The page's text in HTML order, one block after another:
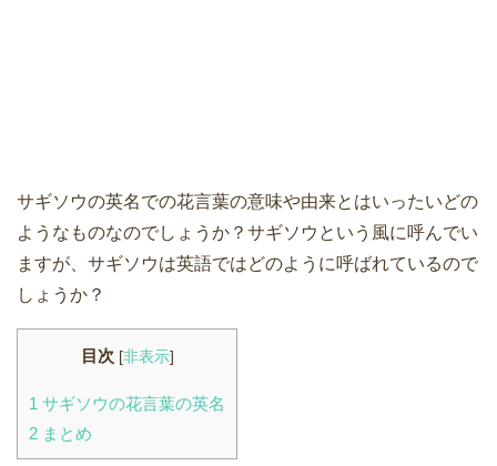
サギソウの英名での花言葉の意味や由来とはいったいどの
ようなものなのでしょうか？サギソウという風に呼んでい
ますが、サギソウは英語ではどのように呼ばれているので
しょうか？
目次 [非表示]
1 サギソウの花言葉の英名
2 まとめ